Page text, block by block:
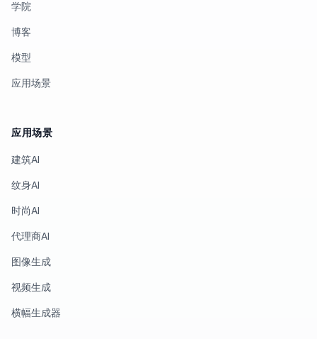
学院
博客
模型
应用场景
应用场景
建筑AI
纹身AI
时尚AI
代理商AI
图像生成
视频生成
横幅生成器